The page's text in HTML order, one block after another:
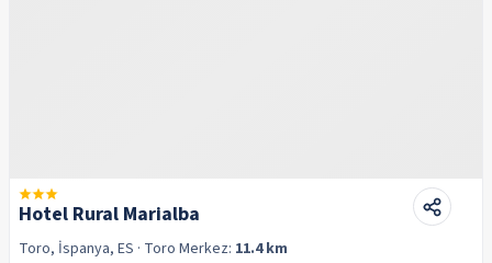
Hotel Rural Marialba
Toro, İspanya, ES · Toro Merkez: 11.4 km